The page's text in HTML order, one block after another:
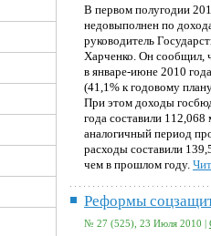
В первом полугодии
недовыполнен по
руководитель
Харченко. Он сообщил,
в январе-июне 2010
(41,1% к годовому
При этом доходы
года составили
аналогичный период
расходы составили
чем в прошлом году.
Реформы
№ 27 (525), 23 Июля 2010 |